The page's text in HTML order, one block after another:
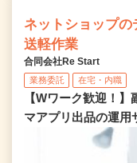
ネットショップ
送軽作業
合同会社Re Start
業務委託 在宅・内職
【Wワーク歓迎！
マアプリ出品の運用